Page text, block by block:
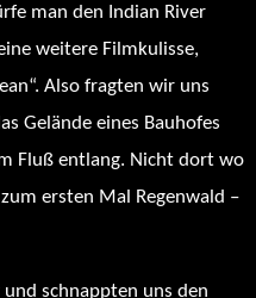
man den Indian River
weitere Filmkulisse,
Also fragten wir uns
Gelände eines Bauhofes
Fluß entlang. Nicht dort wo
ersten Mal Regenwald –
schnappten uns den